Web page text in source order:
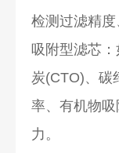
检测过滤精度
吸附型滤芯
炭(CTO)、碳
率、有机物
力。